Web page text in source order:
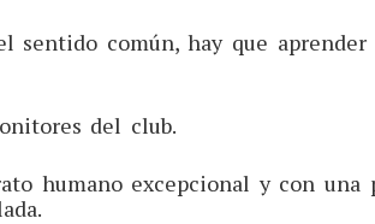
sentido común, hay que
del club.
humano excepcional y con una